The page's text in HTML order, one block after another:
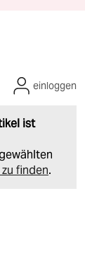
ist
finden.
einloggen